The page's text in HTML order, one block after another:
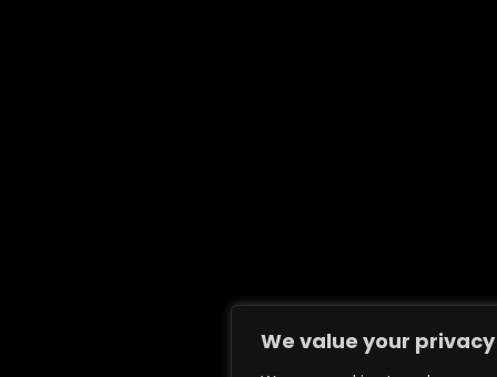
We value your privacy